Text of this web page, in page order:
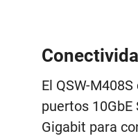
El QSW-
puertos 10GbE
Gigabit para